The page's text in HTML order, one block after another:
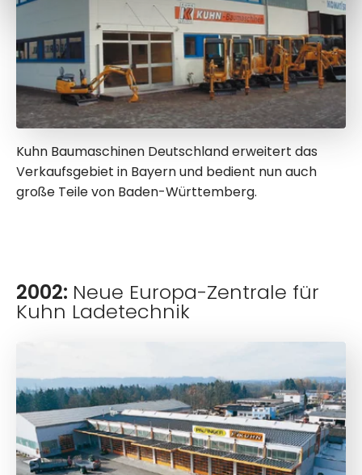
Kuhn Baumaschinen Deutschland erweitert das
Verkaufsgebiet in Bayern und bedient nun auch
große Teile von Baden-Württemberg.
2002: Neue Europa-Zentrale für
Kuhn Ladetechnik